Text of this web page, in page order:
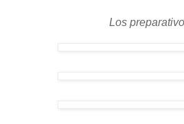
Los